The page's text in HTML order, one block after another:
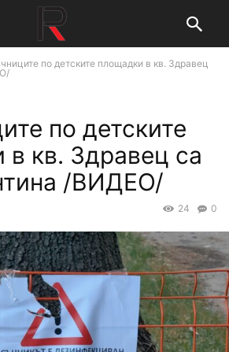
по детските площадки в кв. Здравец
по детските
кв. Здравец са
/ВИДЕО/
0
24